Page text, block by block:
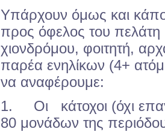
Υπάρχουν όμως και
προς όφελος του πελάτη
χιονδρόμου, φοιτητή,
παρέα ενηλίκων (4+
να αναφέρουμε:
1. Οι κάτοχοι (όχι
80 μονάδων της